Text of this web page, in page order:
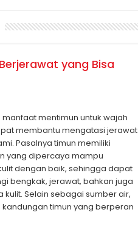
yang Bisa
manfaat mentimun untuk wajah
membantu mengatasi jerawat
Pasalnya timun memiliki
yang dipercaya mampu
dengan baik, sehingga dapat
bengkak, jerawat, bahkan juga
kulit. Selain sebagai sumber air,
timun yang berperan